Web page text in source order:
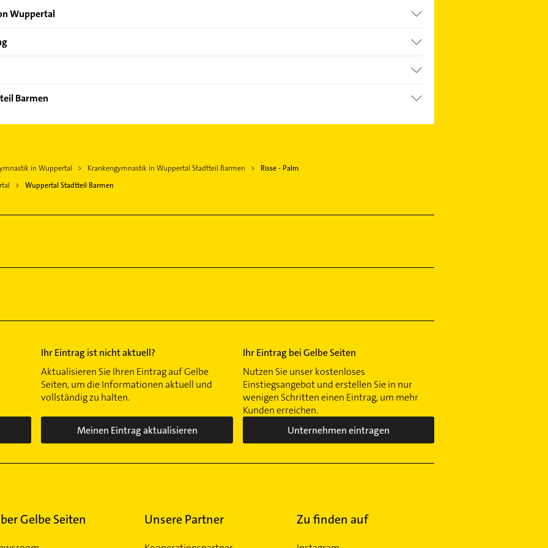
Wuppertal
Barmen
in Wuppertal Krankengymnastik in Wuppertal Stadtteil Barmen
Risse - Palm
Wuppertal Stadtteil Barmen
Ihr Eintrag ist nicht aktuell?
Aktualisieren Sie Ihren Eintrag auf Gelbe
Seiten, um die Informationen aktuell und
vollständig zu halten.
Meinen Eintrag aktualisieren
Ihr Eintrag bei Gelbe Seiten
Nutzen Sie unser kostenloses
Einstiegsangebot und erstellen Sie in nur
wenigen Schritten einen Eintrag, um mehr
Kunden erreichen.
Unternehmen eintragen
Gelbe Seiten Unsere Partner Zu finden auf